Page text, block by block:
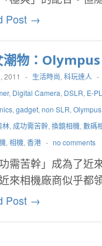
Post →
潮物：Olympus
2011 - 生活時尚, 科玩達人 -
, Digital Camera, DSLR, E-
, gadget, non SLR, Olympus
林, 成功需苦幹, 換鏡相機, 數碼
, 相機, 香港 - no comments
功需苦幹」成為了近
來相機廠商似乎都
Post →